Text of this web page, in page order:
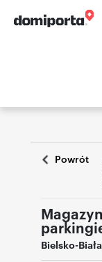
Powrót
Bielsko-Biała